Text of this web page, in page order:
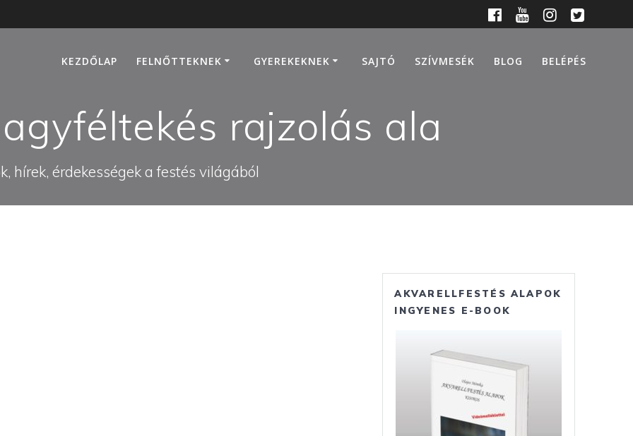
KEZDŐLAP FELNŐTTEKNEK GYEREKEKNEK SAJTÓ SZÍVMESÉK BLOG BELÉPÉS
rajzolás ala
hírek, érdekességek a festés világából
AKVARELLFESTÉS ALAPOK
INGYENES E-BOOK